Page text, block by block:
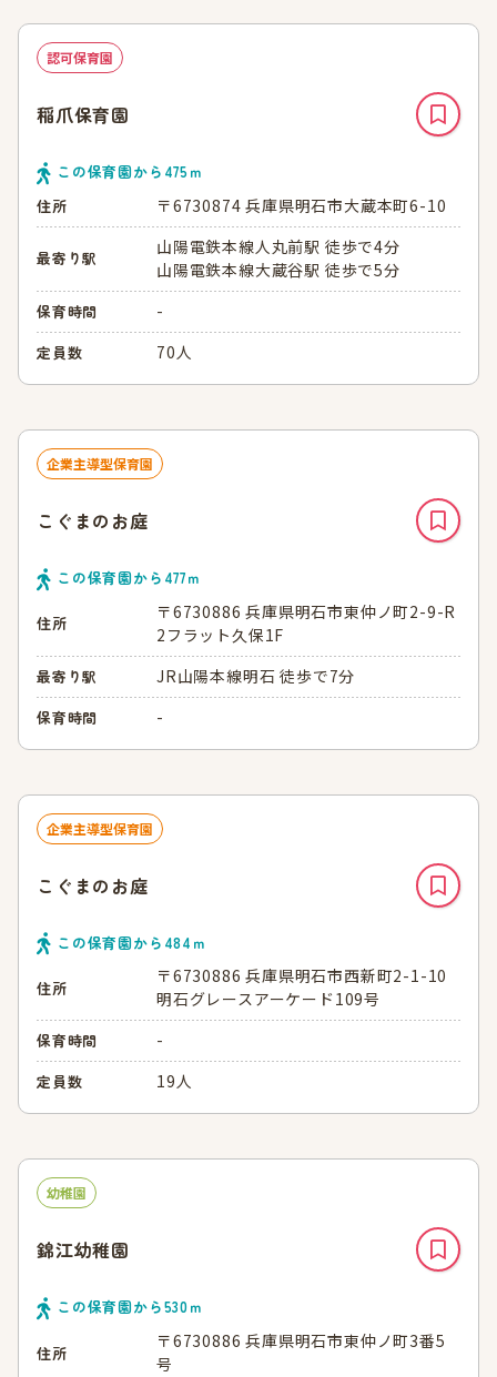
認可保育園
稲爪保育園
この保育園から 475ｍ
住所
〒6730874 兵庫県明石市大蔵本町6-10
最寄り駅
山陽電鉄本線人丸前駅 徒歩で4分
山陽電鉄本線大蔵谷駅 徒歩で5分
保育時間 -
定員数 70人
企業主導型保育園
こぐまのお庭
この保育園から 477ｍ
住所
〒6730886 兵庫県明石市東仲ノ町2-9-R
2フラット久保1F
最寄り駅 JR山陽本線明石 徒歩で7分
保育時間 -
企業主導型保育園
こぐまのお庭
この保育園から 484 ｍ
住所
〒6730886 兵庫県明石市西新町2-1-10
明石グレースアーケード109号
保育時間 -
定員数 19人
幼稚園
錦江幼稚園
この保育園から530ｍ
住所
〒6730886 兵庫県明石市東仲ノ町3番5
号